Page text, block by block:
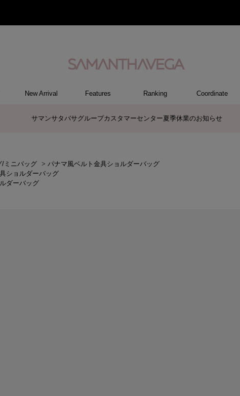
ハンドバッグ
トートバッグ/ブリーフ
ショルダーバッグ/ミニバッグ
ボストンバッグ
リュック/バックパック
バッグその他
パソコンケース/パソコンバッグ
A4対応/通勤通学バッグ
長財布
折財布/ミニ財布
コインケース/マルチケース
財布・小物その他
ポーチ
カードケース/名刺入れ
キーケース
パスケース
モバイルグッズ
ケース/ポーチその他
ファスナートップチャーム
バッグチャーム
チャームその他
リング
ネックレス
ピアス
イヤリング
ブレスレット/バングル
アクセサリーその他
トップス
ボトム
ワンピース
ジャケット/アウター
ファッショングッズ
アパレルその他
ポロシャツ(半袖)
ポロシャツ(長袖)
プルオーバー
パーカー
セーター/ベスト
ワンピース
New Arrival Features Ranking Coordinate
サマンサタバサグループカスタマーセンター夏季休業のお知らせ
/ミニバッグ > パナマ風ベルト金具ショルダーバッグ
ショルダーバッグ
ダーバッグ